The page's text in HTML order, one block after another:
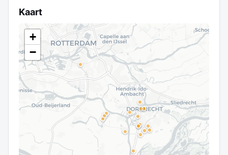
Kaart
+
−